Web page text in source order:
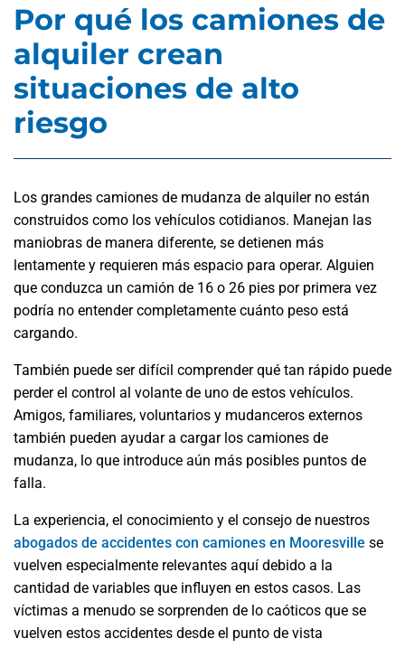
Por qué los camiones de
alquiler crean
situaciones de alto
riesgo
Los grandes camiones de mudanza de alquiler no están
construidos como los vehículos cotidianos. Manejan las
maniobras de manera diferente, se detienen más
lentamente y requieren más espacio para operar. Alguien
que conduzca un camión de 16 o 26 pies por primera vez
podría no entender completamente cuánto peso está
cargando.
También puede ser difícil comprender qué tan rápido puede
perder el control al volante de uno de estos vehículos.
Amigos, familiares, voluntarios y mudanceros externos
también pueden ayudar a cargar los camiones de
mudanza, lo que introduce aún más posibles puntos de
falla.
La experiencia, el conocimiento y el consejo de nuestros
abogados de accidentes con camiones en Mooresville se
vuelven especialmente relevantes aquí debido a la
cantidad de variables que influyen en estos casos. Las
víctimas a menudo se sorprenden de lo caóticos que se
vuelven estos accidentes desde el punto de vista